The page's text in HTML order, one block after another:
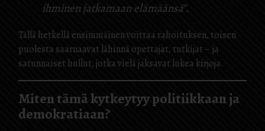
ihminen jatkamaan elämäänsä”.
Tällä hetkellä ensimmäinen voittaa rahoituksen, toisen
puolesta saarnaavat lähinnä opettajat, tutkijat – ja
satunnaiset hullut, jotka vielä jaksavat lukea kirjoja.
Miten tämä kytkeytyy politiikkaan ja
demokratiaan?